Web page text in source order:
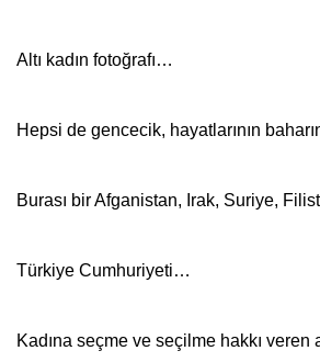
Altı kadın fotoğrafı…
Hepsi de gencecik, hayatlarının
Burası bir Afganistan, Irak, Suriye,
Türkiye Cumhuriyeti…
Kadına seçme ve seçilme hakkı veren